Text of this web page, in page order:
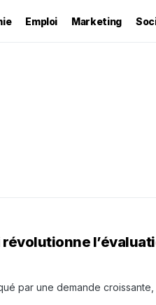
Emploi Marketing
révolutionne
par une demande